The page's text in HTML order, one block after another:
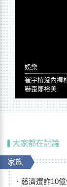
娛樂
崔宇植沒內褲
嚇歪鄭裕美
大家都在討論
家族
慈濟遭詐10億佣